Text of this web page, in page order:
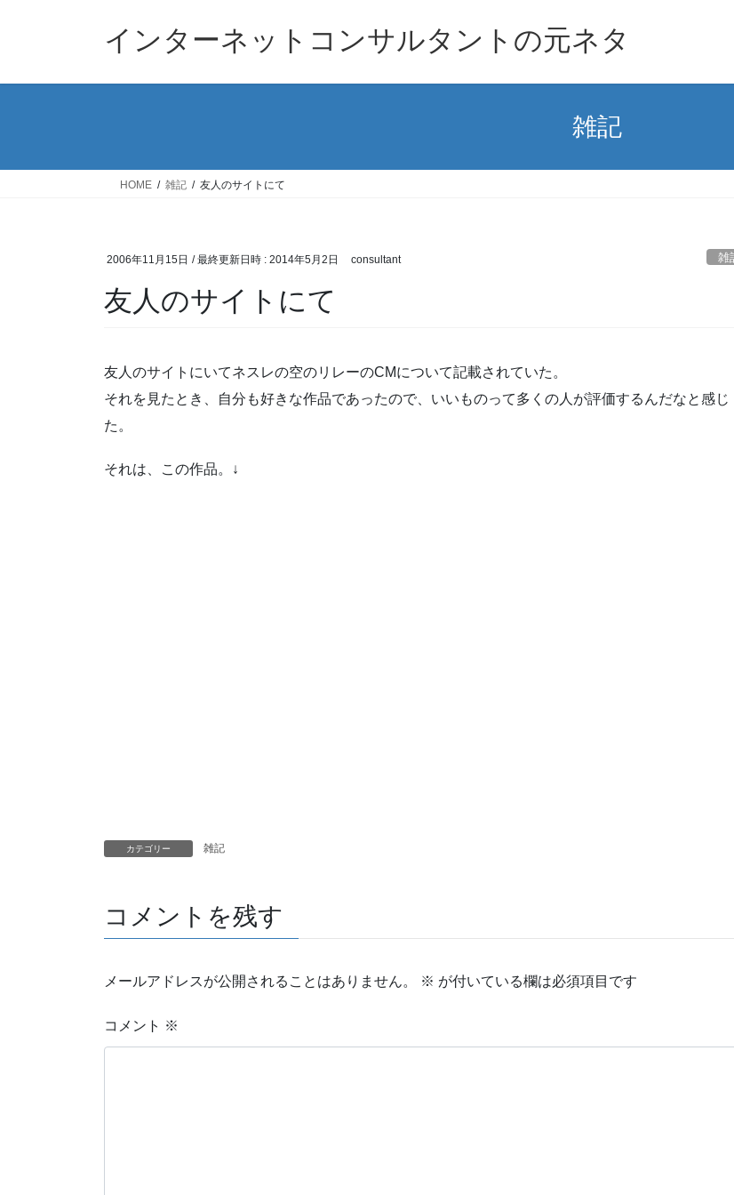
インターネットコンサルタントの元ネタ
雑記
HOME 雑記 友人のサイトにて
2006年11月15日 / 最終更新日時 : 2014年5月2日 consultant 雑
友人のサイトにて
友人のサイトにいてネスレの空のリレーのCMについて記載されていた。
それを見たとき、自分も好きな作品であったので、いいものって多くの人が評価するんだなと感じ
た。
それは、この作品。↓
カテゴリー 雑記
コメントを残す
メールアドレスが公開されることはありません。 ※ が付いている欄は必須項目です
コメント ※